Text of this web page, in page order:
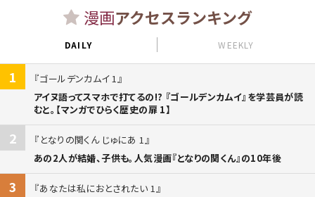
漫画アクセスランキング
DAILY WEEKLY
1
ゴールデンカムイ 1
アイヌ語ってスマホで打てるの!? 『ゴールデンカムイ』を学芸員が読
むと。【マンガでひらく歴史の扉 1】
2
となりの関くん じゅにあ 1
あの2人が結婚、子供も。人気漫画『となりの関くん』の10年後
3
あなたは私におとされたい 1